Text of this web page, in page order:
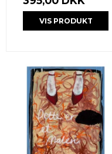
VIS PRODUKT